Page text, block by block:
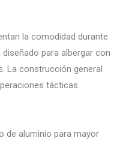
la comodidad durante
para albergar con
La construcción general
tácticas.
de aluminio para mayor